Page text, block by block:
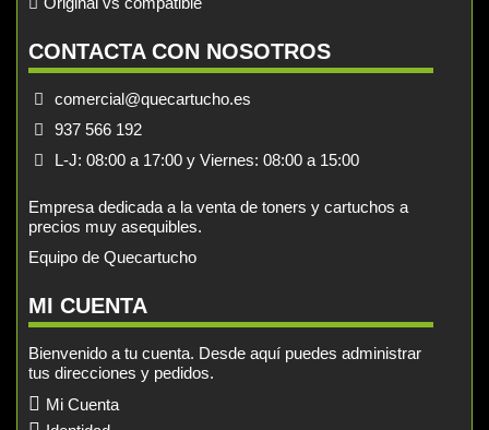
CONTACTA CON NOSOTROS
comercial@quecartucho.es
937 566 192
L-J: 08:00 a 17:00 y Viernes: 08:00 a 15:00
Empresa dedicada a la venta de toners y cartuchos a
precios muy asequibles.
Equipo de Quecartucho
MI CUENTA
Bienvenido a tu cuenta. Desde aquí puedes administrar
tus direcciones y pedidos.
Mi Cuenta